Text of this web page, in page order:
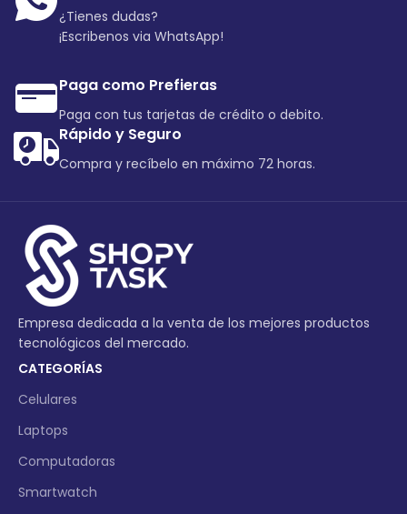
¿Tienes dudas?
¡Escribenos via WhatsApp!
Paga como Prefieras
Paga con tus tarjetas de crédito o debito.
Rápido y Seguro
Compra y recíbelo en máximo 72 horas.
Empresa dedicada a la venta de los mejores productos
tecnológicos del mercado.
CATEGORÍAS
Celulares
Laptops
Computadoras
Smartwatch